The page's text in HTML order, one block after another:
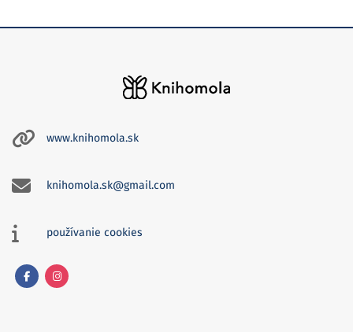
www.knihomola.sk
knihomola.sk@gmail.com
používanie cookies